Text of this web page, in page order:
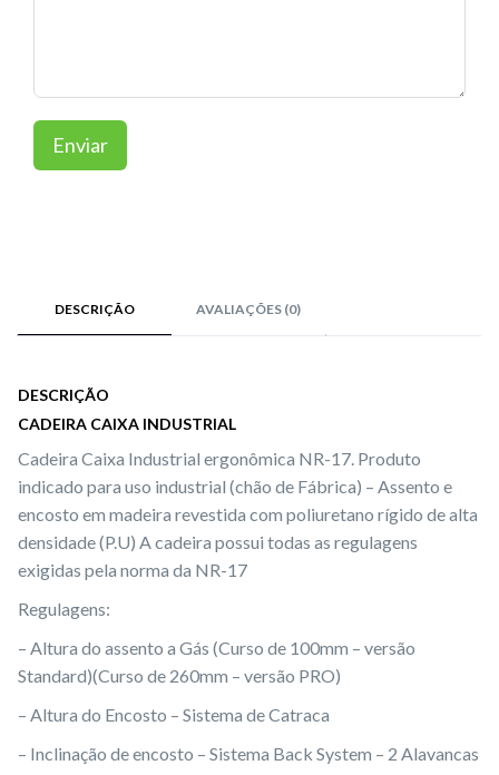
Enviar
DESCRIÇÃO AVALIAÇÕES (0)
DESCRIÇÃO
CADEIRA CAIXA INDUSTRIAL
Cadeira Caixa Industrial ergonômica NR-17. Produto
indicado para uso industrial (chão de Fábrica) – Assento e
encosto em madeira revestida com poliuretano rígido de alta
densidade (P.U) A cadeira possui todas as regulagens
exigidas pela norma da NR-17
Regulagens:
– Altura do assento a Gás (Curso de 100mm – versão
Standard)(Curso de 260mm – versão PRO)
– Altura do Encosto – Sistema de Catraca
– Inclinação de encosto – Sistema Back System – 2 Alavancas